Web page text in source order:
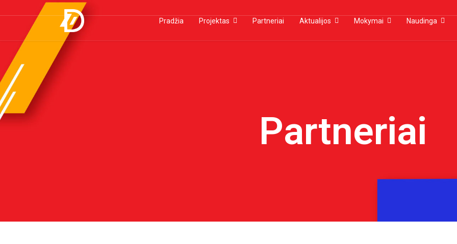
Pradžia Projektas Partneriai Aktualijos Mokymai Naudinga
Partneriai